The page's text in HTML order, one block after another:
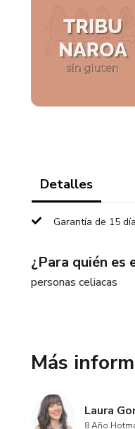
Detalles
Garantía de 15
¿Para quién es
personas celiacas
Más
Laura
8 Año